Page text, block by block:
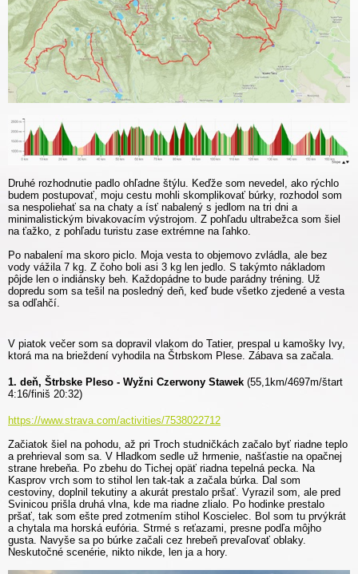
Druhé rozhodnutie padlo ohľadne štýlu. Keďže som nevedel, ako rýchlo
budem postupovať, moju cestu mohli skomplikovať búrky, rozhodol som
sa nespoliehať sa na chaty a ísť nabalený s jedlom na tri dni a
minimalistickým bivakovacím výstrojom. Z pohľadu ultrabežca som šiel
na ťažko, z pohľadu turistu zase extrémne na ľahko.
Po nabalení ma skoro piclo. Moja vesta to objemovo zvládla, ale bez
vody vážila 7 kg. Z čoho boli asi 3 kg len jedlo. S takýmto nákladom
pôjde len o indiánsky beh. Každopádne to bude parádny tréning. Už
dopredu som sa tešil na posledný deň, keď bude všetko zjedené a vesta
sa odľahčí.
V piatok večer som sa dopravil vlakom do Tatier, prespal u kamošky Ivy,
ktorá ma na brieždení vyhodila na Štrbskom Plese. Zábava sa začala.
1. deň, Štrbske Pleso - Wyžni Czerwony Stawek (55,1km/4697m/štart
4:16/finiš 20:32)
https://www.strava.com/activities/7538022712
Začiatok šiel na pohodu, až pri Troch studničkách začalo byť riadne teplo
a prehrieval som sa. V Hladkom sedle už hrmenie, našťastie na opačnej
strane hrebeňa. Po zbehu do Tichej opäť riadna tepelná pecka. Na
Kasprov vrch som to stihol len tak-tak a začala búrka. Dal som
cestoviny, doplnil tekutiny a akurát prestalo pršať. Vyrazil som, ale pred
Svinicou prišla druhá vlna, kde ma riadne zlialo. Po hodinke prestalo
pršať, tak som ešte pred zotmením stihol Koscielec. Bol som tu prvýkrát
a chytala ma horská eufória. Strmé s reťazami, presne podľa môjho
gusta. Navyše sa po búrke začali cez hrebeň prevaľovať oblaky.
Neskutočné scenérie, nikto nikde, len ja a hory.